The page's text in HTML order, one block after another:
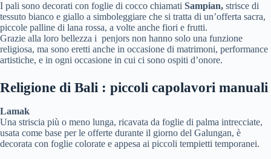
I pali sono decorati con foglie di cocco chiamati Sampian, strisce di
tessuto bianco e giallo a simboleggiare che si tratta di un’offerta sacra,
piccole palline di lana rossa, a volte anche fiori e frutti.
Grazie alla loro bellezza i penjors non hanno solo una funzione
religiosa, ma sono eretti anche in occasione di matrimoni, performance
artistiche, e in ogni occasione in cui ci sono ospiti d’onore.
Religione di Bali : piccoli capolavori manuali
Lamak
Una striscia più o meno lunga, ricavata da foglie di palma intrecciate,
usata come base per le offerte durante il giorno del Galungan, è
decorata con foglie colorate e appesa ai piccoli tempietti temporanei.